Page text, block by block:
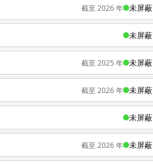
截至 2026 年 未屏蔽
未屏蔽
截至 2025 年 未屏蔽
截至 2026 年 未屏蔽
未屏蔽
截至 2026 年 未屏蔽